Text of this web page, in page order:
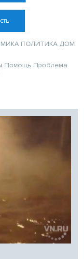
ПОЛИТИКА ДОМ
Помощь Проблема